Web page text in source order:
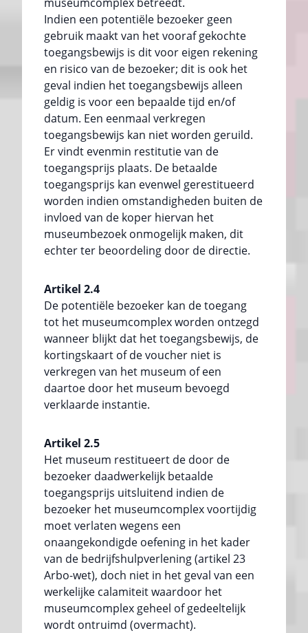
Indien een potentiële bezoeker geen
gebruik maakt van het vooraf gekochte
toegangsbewijs is dit voor eigen rekening
en risico van de bezoeker; dit is ook het
geval indien het toegangsbewijs alleen
geldig is voor een bepaalde tijd en/of
datum. Een eenmaal verkregen
toegangsbewijs kan niet worden geruild.
Er vindt evenmin restitutie van de
toegangsprijs plaats. De betaalde
toegangsprijs kan evenwel gerestitueerd
worden indien omstandigheden buiten de
invloed van de koper hiervan het
museumbezoek onmogelijk maken, dit
echter ter beoordeling door de directie.
Artikel 2.4
De potentiële bezoeker kan de toegang
tot het museumcomplex worden ontzegd
wanneer blijkt dat het toegangsbewijs, de
kortingskaart of de voucher niet is
verkregen van het museum of een
daartoe door het museum bevoegd
verklaarde instantie.
Artikel 2.5
Het museum restitueert de door de
bezoeker daadwerkelijk betaalde
toegangsprijs uitsluitend indien de
bezoeker het museumcomplex voortijdig
moet verlaten wegens een
onaangekondigde oefening in het kader
van de bedrijfshulpverlening (artikel 23
Arbo-wet), doch niet in het geval van een
werkelijke calamiteit waardoor het
museumcomplex geheel of gedeeltelijk
wordt ontruimd (overmacht).